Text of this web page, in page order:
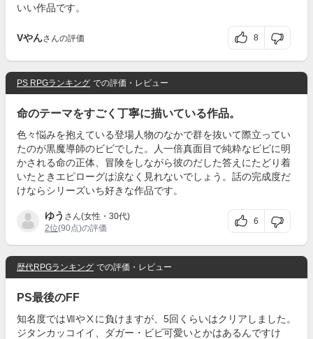
いい作品です。
Vやんさんの評価 8
PS RPGランキング での評価・レビュー
命のテーマをすごく丁寧に描いている作品。
色々悩みを抱えている登場人物のなかで群を抜いて際立ってい
たのが黒魔導師のビビでした。人一倍真面目で純粋なビビに明
かされる命の正体、冒険をしながら彼のだした答えにたどり着
いたときエピローグは涙なく見れないでしょう。話の完成度だ
けならシリーズいち好きな作品です。
ゆう さん(女性・30代)
2位(90点)の評価
6
歴代RPGランキング での評価・レビュー
PS最後のFF
知名度ではⅦやⅩに負けますが、5回くらいはクリアしました。
ジタンカッコイイ、ダガー・ビビ可愛いとかはあるんですけ